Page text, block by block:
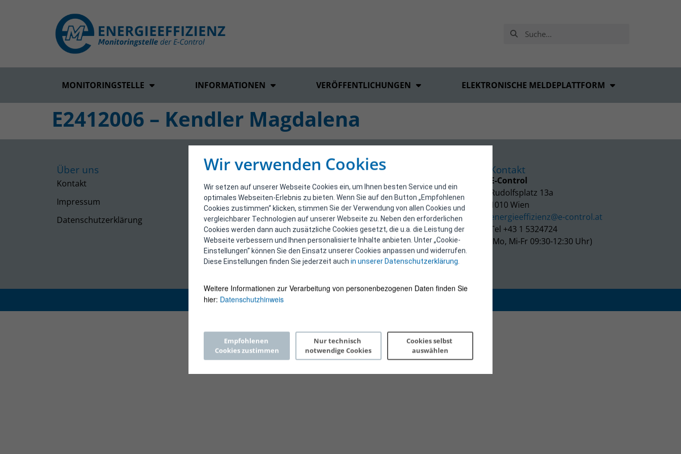
Wir verwenden Cookies
Wir setzen auf unserer Webseite Cookies ein, um Ihnen besten Service und ein
optimales Webseiten-Erlebnis zu bieten. Wenn Sie auf den Button „Empfohlenen
Cookies zustimmen“ klicken, stimmen Sie der Verwendung von allen Cookies und
vergleichbarer Technologien auf unserer Webseite zu. Neben den erforderlichen
Cookies werden dann auch zusätzliche Cookies gesetzt, die u.a. die Leistung der
Webseite verbessern und Ihnen personalisierte Inhalte anbieten. Unter „Cookie-
Einstellungen“ können Sie den Einsatz unserer Cookies anpassen und widerrufen.
Diese Einstellungen finden Sie jederzeit auch in unserer Datenschutzerklärung.
Weitere Informationen zur Verarbeitung von personenbezogenen Daten finden Sie
hier: Datenschutzhinweis
Empfohlenen
Cookies zustimmen
Nur technisch
notwendige Cookies
Cookies selbst
auswählen
MONITORINGSTELLE INFORMATIONEN VERÖFFENTLICHUNGEN ELEKTRONISCHE MELDEPLATTFORM
E2412006 – Kendler Magdalena
Über uns
Kontakt
Impressum
Datenschutzerklärung
Kontakt
E-Control
Rudolfsplatz 13a
1010 Wien
energieeffizienz@e-control.at
Tel +43 1 5324724
(Mo, Mi-Fr 09:30-12:30 Uhr)